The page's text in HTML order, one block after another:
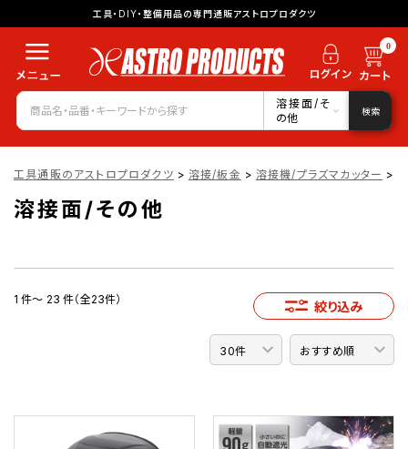
工具・DIY・整備用品の専門通販アストロプロダクツ
0
溶接面/そ
の他
検索
工具通販のアストロプロダクツ > 溶接/板金 > 溶接機/プラズマカッター >
溶接面/その他
1 件～ 23 件（全23件） 絞り込み